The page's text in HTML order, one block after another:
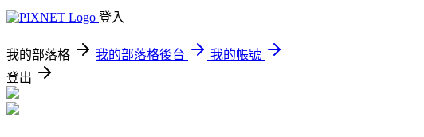
登入
我的部落格 我的部落格後台
我的帳號
登出